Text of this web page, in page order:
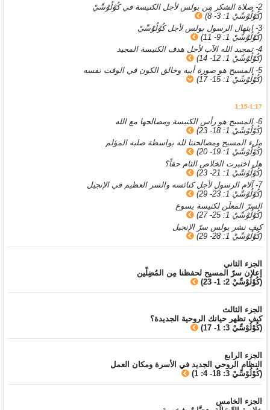
2- صلاة الشكر مِن بولس لأجل الكنيسة في كُوْلُوْسِّيْ
(كُوْلُوْسِّيْ 1: 3- 8)
3- ابتهال الرسول بولس لأجل كُوْلُوْسِّيْ
(كُوْلُوْسِّيْ 1: 9- 11)
4- تمجيد الله الآب لأجل هدف الكنيسة المجيد
(كُوْلُوْسِّيْ 1: 12- 14)
5- المسيح هو صورة أبيه وخالق الكون في الوقت نفسه
(كُوْلُوْسِّيْ 1: 15- 17)
1:15-1:17
6- المسيح هو رأس الكنيسة ومصالحها مع الله
(كُوْلُوْسِّيْ 1: 18- 23)
ملء المسيح ومصالحتنا لله بواسطة صلبه المؤلم
(كُوْلُوْسِّيْ 1: 19- 20)
هل اختبرت الخلاص التام حقاً؟
(كُوْلُوْسِّيْ 1: 21- 23)
7- آلام الرسول لأجل كنائسه والسر العظيم في الإنجيل
(كُوْلُوْسِّيْ 1: 23- 29)
السرّ المعلَن لكنيسة يسوع
(كُوْلُوْسِّيْ 1: 25- 27)
كيف نشر بولس سرّ الإنجيل
(كُوْلُوْسِّيْ 1: 28- 29)
الجزء الثاني
إعلان سرّ المسيح لحفظنا مِن المُضِلّين
(كُوْلُوْسِّيْ 2: 1- 23)
الجزء الثالث
كيف تظهر حياتك الروحية الجديدة؟
(كُوْلُوْسِّيْ 3: 1- 17)
الجزء الرابع
النظام الروحي الجديد في الأسرة ومكان العمل
(كُوْلُوْسِّيْ 3: 18- 4: 1)
الجزء الخامس